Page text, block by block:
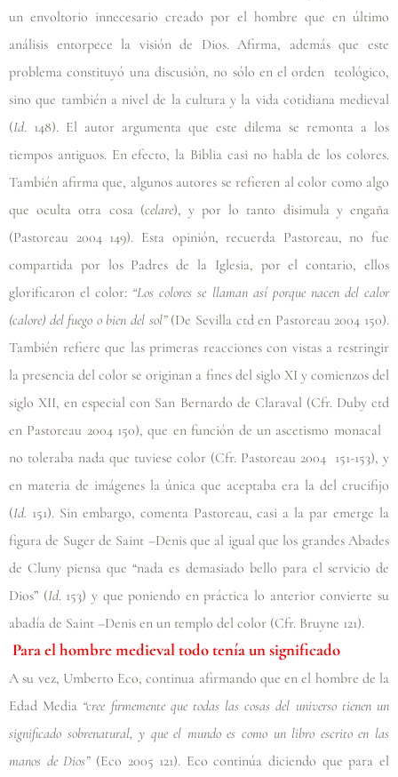
un envoltorio innecesario creado por el hombre que en último
análisis entorpece la visión de Dios. Afirma, además que este
problema constituyó una discusión, no sólo en el orden teológico,
sino que también a nivel de la cultura y la vida cotidiana medieval
(Id. 148). El autor argumenta que este dilema se remonta a los
tiempos antiguos. En efecto, la Biblia casi no habla de los colores.
También afirma que, algunos autores se refieren al color como algo
que oculta otra cosa (celare), y por lo tanto disimula y engaña
(Pastoreau 2004 149). Esta opinión, recuerda Pastoreau, no fue
compartida por los Padres de la Iglesia, por el contario, ellos
glorificaron el color: “Los colores se llaman así porque nacen del calor
(calore) del fuego o bien del sol” (De Sevilla ctd en Pastoreau 2004 150).
También refiere que las primeras reacciones con vistas a restringir
la presencia del color se originan a fines del siglo XI y comienzos del
siglo XII, en especial con San Bernardo de Claraval (Cfr. Duby ctd
en Pastoreau 2004 150), que en función de un ascetismo monacal
no toleraba nada que tuviese color (Cfr. Pastoreau 2004 151-153), y
en materia de imágenes la única que aceptaba era la del crucifijo
(Id. 151). Sin embargo, comenta Pastoreau, casi a la par emerge la
figura de Suger de Saint –Denis que al igual que los grandes Abades
de Cluny piensa que “nada es demasiado bello para el servicio de
Dios” (Id. 153) y que poniendo en práctica lo anterior convierte su
abadía de Saint –Denis en un templo del color (Cfr. Bruyne 121).
Para el hombre medieval todo tenía un significado
A su vez, Umberto Eco, continua afirmando que en el hombre de la
Edad Media “cree firmemente que todas las cosas del universo tienen un
significado sobrenatural, y que el mundo es como un libro escrito en las
manos de Dios” (Eco 2005 121). Eco continúa diciendo que para el